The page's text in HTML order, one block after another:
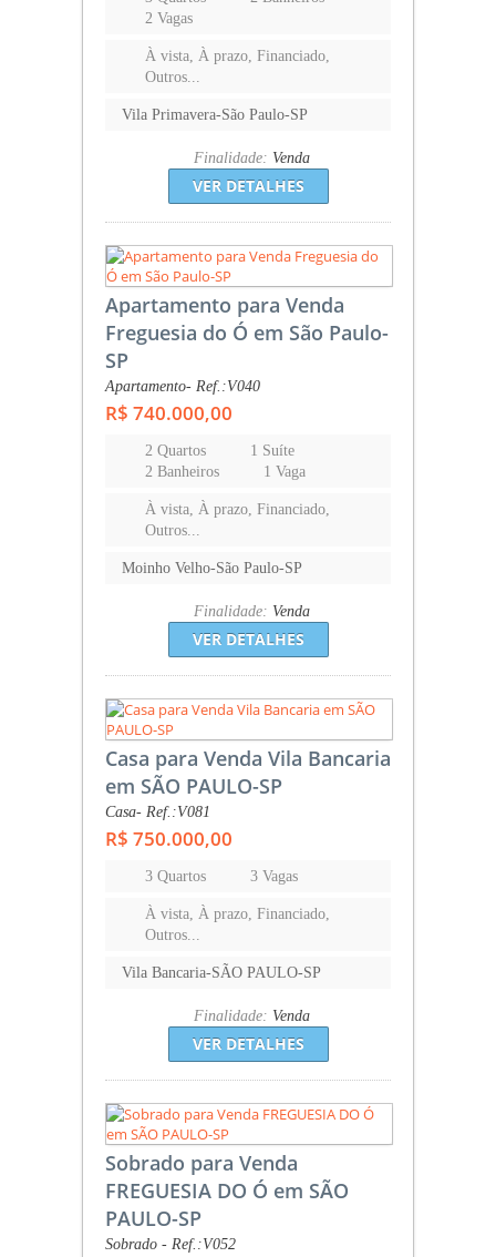
2 Vagas
À vista, À prazo, Financiado,
Outros...
Vila Primavera-São Paulo-SP
Finalidade: Venda
VER DETALHES
Apartamento para Venda
Freguesia do Ó em São Paulo-
SP
Apartamento- Ref.:V040
R$ 740.000,00
2 Quartos
1 Suíte
2 Banheiros
1 Vaga
À vista, À prazo, Financiado,
Outros...
Moinho Velho-São Paulo-SP
Finalidade: Venda
VER DETALHES
Casa para Venda Vila Bancaria
em SÃO PAULO-SP
Casa- Ref.:V081
R$ 750.000,00
3 Quartos 3 Vagas
À vista, À prazo, Financiado,
Outros...
Vila Bancaria-SÃO PAULO-SP
Finalidade: Venda
VER DETALHES
Sobrado para Venda
FREGUESIA DO Ó em SÃO
PAULO-SP
Sobrado - Ref.:V052